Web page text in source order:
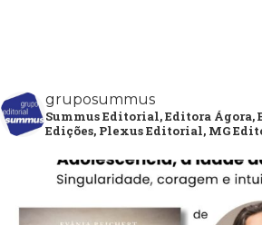
gruposummus
Summus Editorial, Editora Ágora,
Edições, Plexus Editorial, MG